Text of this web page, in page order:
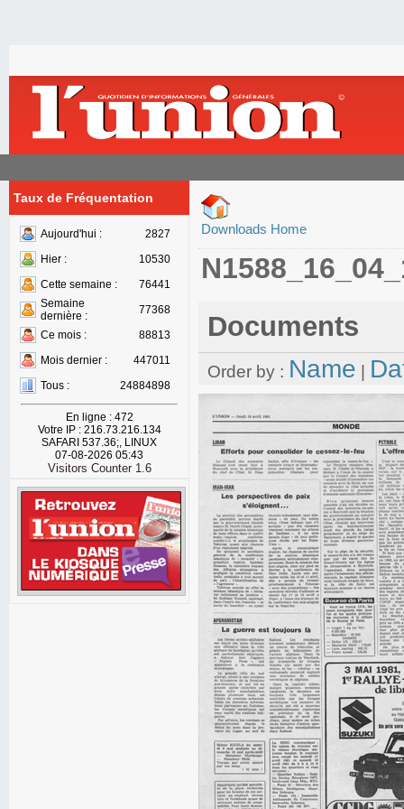
Taux de Fréquentation
Aujourd'hui :
2827
Hier :
10530
Cette semaine :
76441
Semaine
dernière :
77368
Ce mois :
88813
Mois dernier :
447011
Tous :
24884898
En ligne : 472
Votre IP : 216.73.216.134
SAFARI 537.36;, LINUX
07-08-2026 05:43
Visitors Counter 1.6
Downloads Home
Documents
Order by : Name